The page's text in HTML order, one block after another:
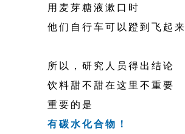
用麦芽糖液漱口时
他们自行车可以蹬到飞起来
所以，研究人员得出结论
饮料甜不甜在这里不重要
重要的是
有碳水化合物！